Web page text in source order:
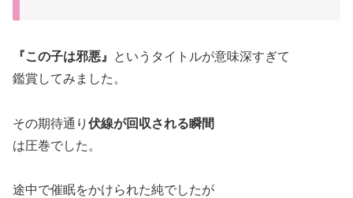
『この子は邪悪』
というタイトルが意味深すぎて
鑑賞してみました。
その期待通り 伏線が回収される瞬間
は圧巻でした。
途中で催眠をかけられた純でしたが